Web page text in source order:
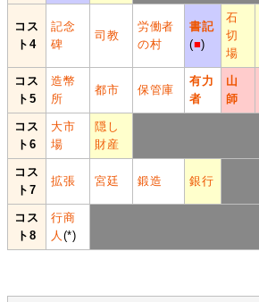
コス
ト4
記念
碑
司教
労働者
の村
書記
(■)
石
切
場
コス
ト5
造幣
所
都市 保管庫
有力
者
山
師
コス
ト6
大市
場
隠し
財産
コス
ト7
拡張 宮廷 鍛造 銀行
コス
ト8
行商
人 (*)